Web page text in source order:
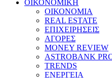
ΟΙΚΟΝΟΜΙΚΗ
ΟΙΚΟΝΟΜΙΑ
REAL ESTATE
ΕΠΙΧΕΙΡΗΣΕΙΣ
ΑΓΟΡΕΣ
MONEY REVIEW
ASTROBANK
TRENDS
ΕΝΕΡΓΕΙΑ